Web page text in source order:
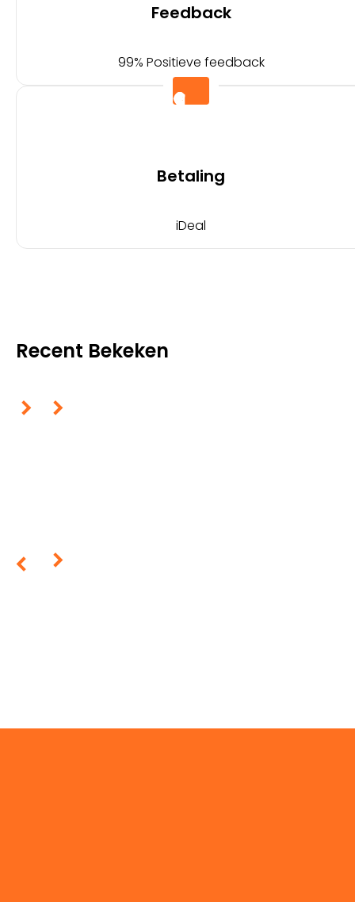
Feedback
99% Positieve feedback
Betaling
iDeal
Recent Bekeken